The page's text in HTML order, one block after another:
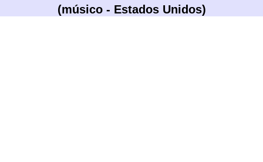
(músico - Estados Unidos)